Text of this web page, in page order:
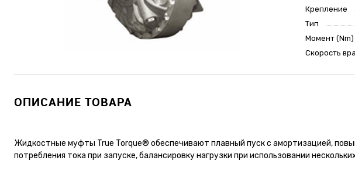
Крепление
Тип
Момент (Nm)
Скорость
ОПИСАНИЕ ТОВАРА
Жидкостные муфты True Torque® обеспечивают плавный пуск с амортизацией,
потребления тока при запуске, балансировку нагрузки при использовании